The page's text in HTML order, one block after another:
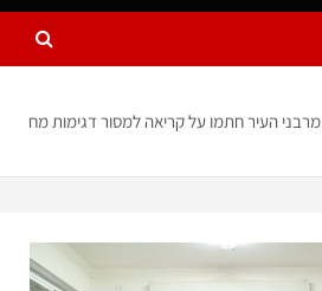
“הצלת נפשות”: למעלה מ-60 מרבני העיר חתמו על קריאה למסור דגימות מח